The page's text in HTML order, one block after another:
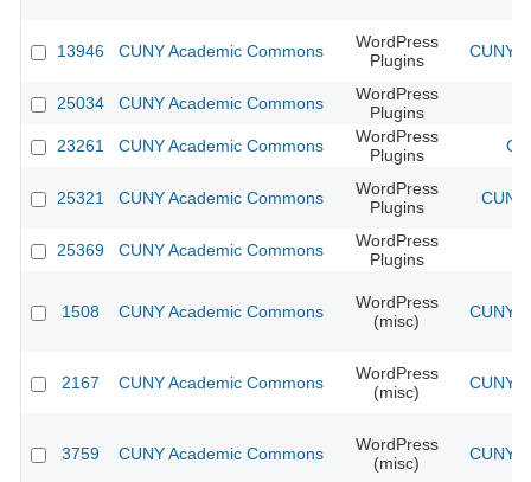
13946 CUNY Academic Commons
WordPress
Plugins
CUNY
25034 CUNY Academic Commons
WordPress
Plugins
23261
CUNY Academic Commons
WordPress
Plugins
25321 CUNY Academic Commons
WordPress
Plugins
25369 CUNY Academic Commons
WordPress
Plugins
1508 CUNY Academic Commons
WordPress
(misc)
CUNY
2167 CUNY Academic Commons
WordPress
(misc)
CUNY
3759 CUNY Academic Commons
WordPress
(misc)
CUNY